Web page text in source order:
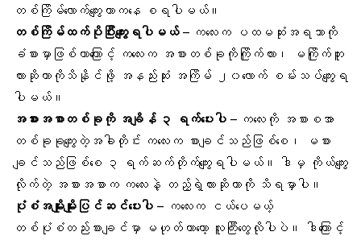
တစ်ကြိမ်လောက်ကျွေးတာကနေ စရပါမယ်။
တစ်ကြိမ်ထက်ပိုပြီးကျွေးရပါမယ်– ကလေးက ပထမဆုံး အရသာကို
ခံစားမှာဖြစ်တာကြောင့် ကလေးက အစားတစ်ခုကိုကြိုက်လား၊ မကြိုက်ဘူး
လားဆိုတာကိုသိနိုင်ဖို့ အနည်းဆုံး အကြိမ် ၂၀လောက် စမ်းသပ်ကျွေးရ
ပါမယ်။
အစားအစာတစ်ခုကို အချိန် ၃ ရက်ပေးပါ– ကလေးကို အစားစအာ
တစ်ခုခုကျွေးတဲ့အခါတိုင်း ကလေးက စားချင်သည်ဖြစ်စေ၊ မစား
ချင်သည်ဖြစ်စေ ၃ ရက်ဆက်တိုက်ကျွေးရပါမယ်။ ဒါမှ ကိုယ်ကျွေး
လိုက်တဲ့ အစားအစာက ကလေးနဲ့ တည့်ရဲ့လားဆိုတာကို သိရမှာပါ။
ပုံစံအမျိုးမျိုးပြင်ဆင်ပေးပါ – ကလေးက ငယ်ပေမယ့်
တစ်ပုံစံတည်းစားချင်မှာ မဟုတ်တာတော့ လူကြီးတွေလိုပါပဲ။ ဒါကြောင့်